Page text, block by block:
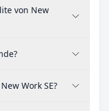
von New
Work SE?